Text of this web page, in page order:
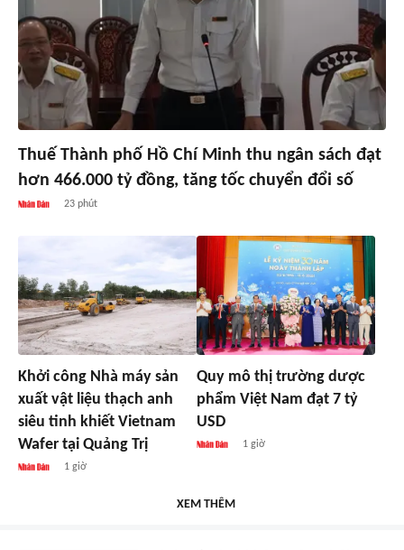
Thuế Thành phố Hồ Chí Minh thu ngân sách đạt
hơn 466.000 tỷ đồng, tăng tốc chuyển đổi số
23 phút
Khởi công Nhà máy sản
xuất vật liệu thạch anh
siêu tinh khiết Vietnam
Wafer tại Quảng Trị
1 giờ
Quy mô thị trường dược
phẩm Việt Nam đạt 7 tỷ
USD
1 giờ
XEM THÊM